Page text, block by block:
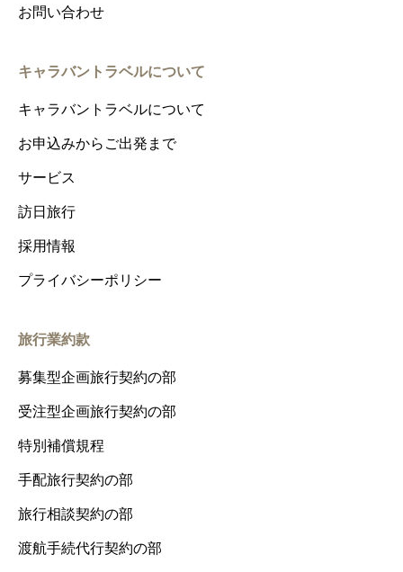
お問い合わせ
キャラバントラベルについて
キャラバントラベルについて
お申込みからご出発まで
サービス
訪日旅行
採用情報
プライバシーポリシー
旅行業約款
募集型企画旅行契約の部
受注型企画旅行契約の部
特別補償規程
手配旅行契約の部
旅行相談契約の部
渡航手続代行契約の部